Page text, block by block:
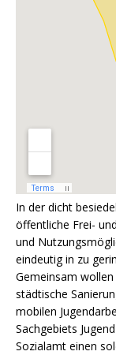
In der dicht
öffentliche Frei-
und
eindeutig in zu
Gemeinsam
städtische
mobilen
Sachgebiets
Sozialamt einen